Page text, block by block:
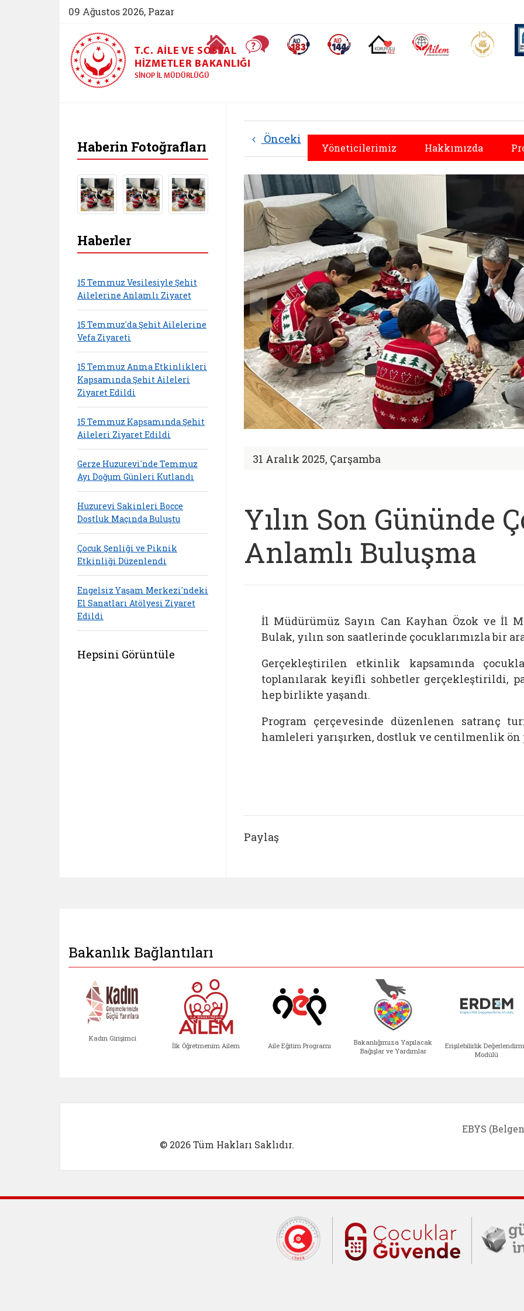
09 Ağustos 2026, Pazar
Ana Sayfa Sıkça Sorulan SorularAlo 183 (yeni sekmede açılır)Alo 144 (yeni sekmede açılır)Koruyucu Aile (yeni sekmede açılır)
AİLEM İletişim Aile ve
T.C. AILE VE SOSYAL
HIZMETLER BAKANLIĞI
SINOP İL MÜDÜRLÜĞÜ
Yöneticilerimiz Hakkımızda
Önceki
31 Aralık 2025, Çarşamba
Yılın Son Gününde
Anlamlı Buluşma
İl Müdürümüz Sayın Can Kayhan Özok ve İl
Bulak, yılın son saatlerinde çocuklarımızla bir
Gerçekleştirilen etkinlik kapsamında
toplanılarak keyifli sohbetler gerçekleştirildi,
hep birlikte yaşandı.
Program çerçevesinde düzenlenen satranç
hamleleri yarışırken, dostluk ve centilmenlik ön
Paylaş
Haberin Fotoğrafları
Haberler
15 Temmuz Vesilesiyle Şehit
Ailelerine Anlamlı Ziyaret
15 Temmuz'da Şehit Ailelerine
Vefa Ziyareti
15 Temmuz Anma Etkinlikleri
Kapsamında Şehit Aileleri
Ziyaret Edildi
15 Temmuz Kapsamında Şehit
Aileleri Ziyaret Edildi
Gerze Huzurevi'nde Temmuz
Ayı Doğum Günleri Kutlandı
Huzurevi Sakinleri Bocce
Dostluk Maçında Buluştu
Çocuk Şenliği ve Piknik
Etkinliği Düzenlendi
Engelsiz Yaşam Merkezi'ndeki
El Sanatları Atölyesi Ziyaret
Edildi
Hepsini Görüntüle
Bakanlık Bağlantıları
Kadın Girişimci
İlk Öğretmenim Ailem Aile Eğitim Programı
Bakanlığımıza Yapılacak
Bağışlar ve Yardımlar
Erişilebilirlik
Modülü
© 2026 Tüm Hakları Saklıdır.
EBYS
Cumhurbaşkanlığı İletişim Merkezi
Çocuklar